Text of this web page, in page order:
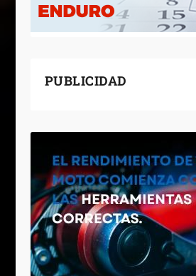
PUBLICIDAD